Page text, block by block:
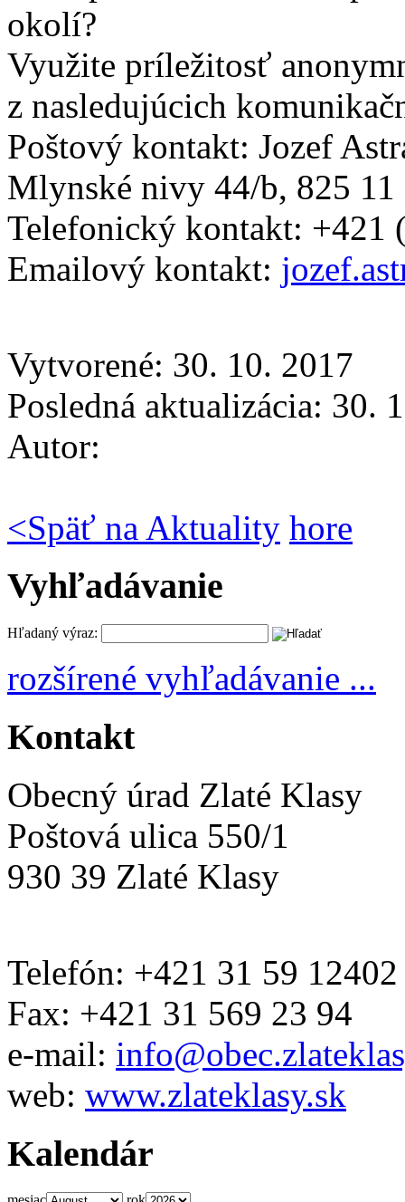
okolí?
Využite príležitosť
z nasledujúcich
Poštový kontakt: Jozef
Mlynské nivy 44/b, 825 11
Telefonický kontakt: +421
Emailový kontakt:
Vytvorené: 30. 10. 2017
Posledná aktualizácia: 30.
Autor:
<Späť na Aktuality hore
Vyhľadávanie
Hľadaný výraz:
rozšírené vyhľadávanie ...
Kontakt
Obecný úrad Zlaté Klasy
Poštová ulica 550/1
930 39 Zlaté Klasy
Telefón: +421 31 59 12402
Fax: +421 31 569 23 94
e-mail:
web: www.zlateklasy.sk
Kalendár